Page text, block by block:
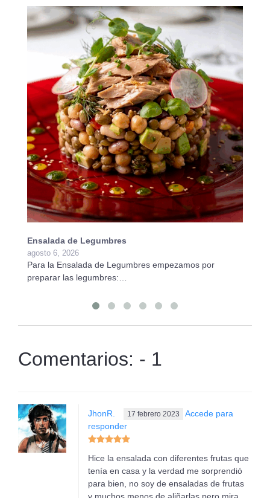
Ensalada de Legumbres
agosto 6, 2026
Para la Ensalada de Legumbres empezamos por
preparar las legumbres:…
Comentarios: - 1
JhonR. 17 febrero 2023
Accede para
responder
Hice la ensalada con diferentes frutas que
tenía en casa y la verdad me sorprendió
para bien, no soy de ensaladas de frutas